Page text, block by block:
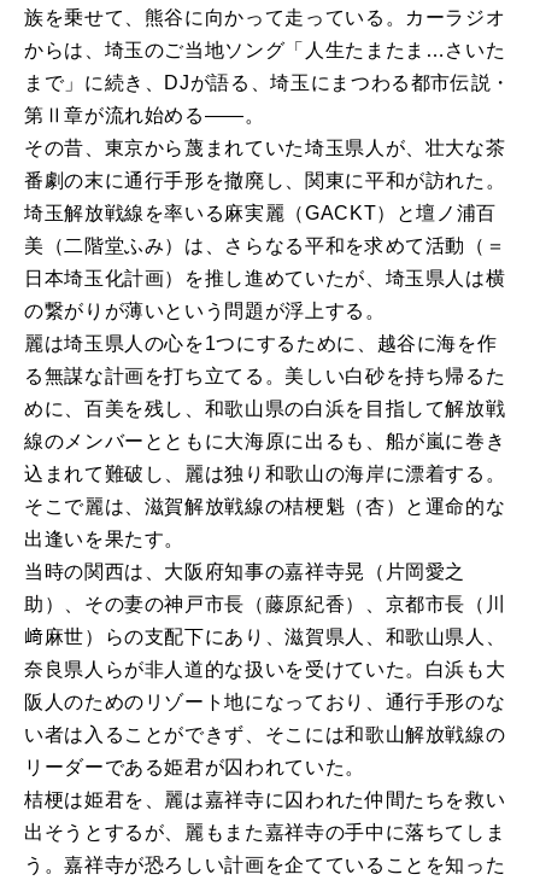
族を乗せて、熊谷に向かって走っている。カーラジオ
からは、埼玉のご当地ソング「人生たまたま … さいた
まで」に続き、 DJが語る、埼玉にまつわる都市伝説・
第 Ⅱ章が流れ始める――。
その昔、東京から蔑まれていた埼玉県人が、壮大な茶
番劇の末に通行手形を撤廃し、関東に平和が訪れた。
埼玉解放戦線を率いる麻実麗（GACKT）と壇ノ浦百
美（二階堂ふみ）は、さらなる平和を求めて活動（＝
日本埼玉化計画）を推し進めていたが、埼玉県人は横
の繋がりが薄いという問題が浮上する。
麗は埼玉県人の心を1つにするために、越谷に海を作
る無謀な計画を打ち立てる。美しい白砂を持ち帰るた
めに、百美を残し、和歌山県の白浜を目指して解放戦
線のメンバーとともに大海原に出るも、船が嵐に巻き
込まれて難破し、麗は独り和歌山の海岸に漂着する。
そこで麗は、滋賀解放戦線の桔梗魁（杏）と運命的な
出逢いを果たす。
当時の関西は、大阪府知事の嘉祥寺晃（片岡愛之
助）、その妻の神戸市長（藤原紀香）、京都市長（川
﨑麻世）らの支配下にあり、滋賀県人、和歌山県人、
奈良県人らが非人道的な扱いを受けていた。白浜も大
阪人のためのリゾート地になっており、通行手形のな
い者は入ることができず、そこには和歌山解放戦線の
リーダーである姫君が囚われていた。
桔梗は姫君を、麗は嘉祥寺に囚われた仲間たちを救い
出そうとするが、麗もまた嘉祥寺の手中に落ちてしま
う。嘉祥寺が恐ろしい計画を企てていることを知った